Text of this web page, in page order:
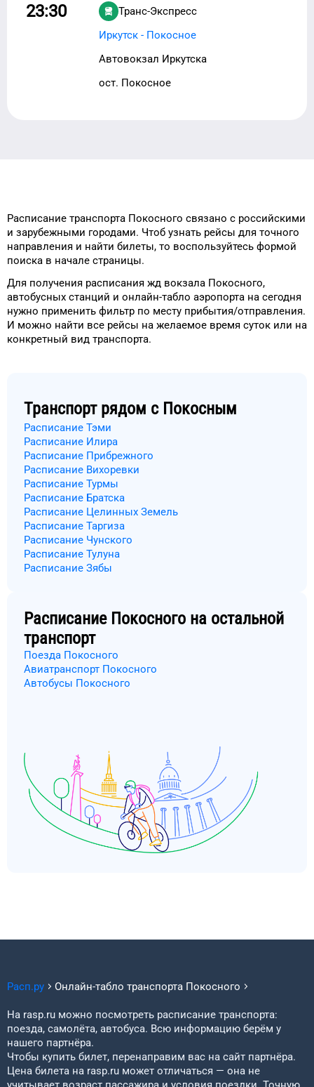
23:30
Транс-Экспресс
Иркутск - Покосное
Автовокзал Иркутска
ост. Покосное
Расписание транспорта Покосного связано с российскими
и зарубежными городами. Чтоб узнать рейсы для точного
направления и найти билеты, то воспользуйтесь формой
поиска в начале страницы.
Для получения расписания жд вокзала Покосного,
автобусных станций и онлайн-табло аэропорта на сегодня
нужно применить фильтр по месту прибытия/отправления.
И можно найти все рейсы на желаемое время суток или на
конкретный вид транспорта.
Транспорт рядом с Покосным
Расписание Тэми
Расписание Илира
Расписание Прибрежного
Расписание Вихоревки
Расписание Турмы
Расписание Братска
Расписание Целинных Земель
Расписание Таргиза
Расписание Чунского
Расписание Тулуна
Расписание Зябы
Расписание Покосного на остальной
транспорт
Поезда Покосного
Авиатранспорт Покосного
Автобусы Покосного
Расп.ру Онлайн-табло транспорта Покосного
На rasp.ru можно посмотреть расписание транспорта:
поезда, самолёта, автобуса. Всю информацию берём у
нашего партнёра.
Чтобы купить билет, перенаправим вас на сайт партнёра.
Цена билета на rasp.ru может отличаться — она не